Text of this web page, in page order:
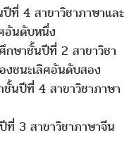
ที่ 4 สาขาวิชาภาษาและ
อันดับหนึ่ง
กษาชั้นปีที่ 2 สาขาวิชา
งชนะเลิศอันดับสอง
นปีที่ 4 สาขาวิชาภาษา
3 สาขาวิชาภาษาจีน